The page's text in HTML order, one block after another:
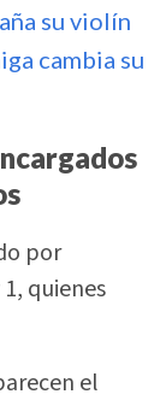
su violín
cambia su
por
quienes
el